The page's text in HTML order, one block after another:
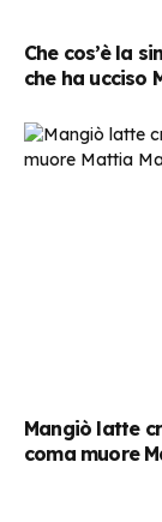
Che cos’è la
che ha ucciso
Mangiò latte
coma muore